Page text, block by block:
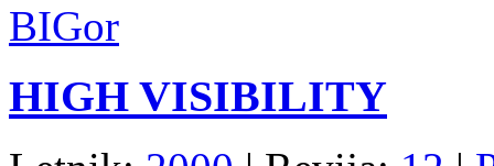
BIGor
HIGH VISIBILITY